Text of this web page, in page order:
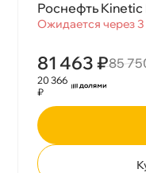
Роснефть
Ожидается через
81 463 ₽85
20 366
₽